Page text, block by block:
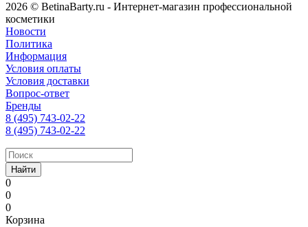
2026 © BetinaBarty.ru - Интернет-магазин профессиональной
косметики
Новости
Политика
Информация
Условия оплаты
Условия доставки
Вопрос-ответ
Бренды
8 (495) 743-02-22
8 (495) 743-02-22
Найти
0
0
0
Корзина